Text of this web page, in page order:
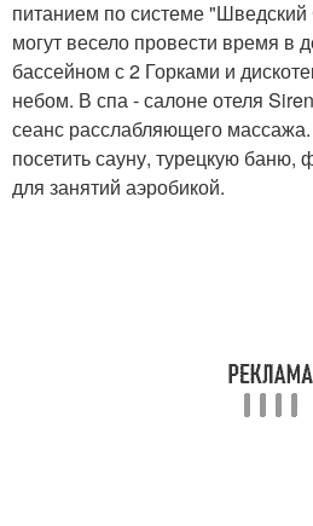
питанием по системе
могут весело провести время в
бассейном с 2 Горками и
небом. В спа - салоне отеля
сеанс расслабляющего
посетить сауну, турецкую баню,
для занятий аэробикой.